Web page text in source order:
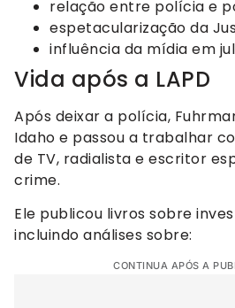
relação entre polícia e
espetacularização da
influência da mídia em
Vida após a LAPD
Após deixar a polícia,
Idaho e passou a trabalhar
de TV, radialista e escritor
crime.
Ele publicou livros sobre
incluindo análises sobre:
CONTINUA APÓS A